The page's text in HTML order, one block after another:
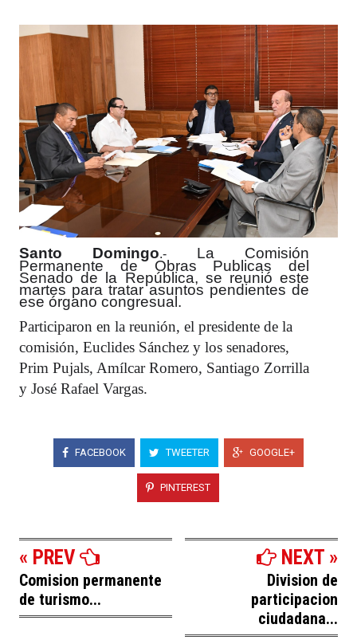
Santo Domingo.- La Comisión
Permanente de Obras Publicas del
Senado de la República, se reunió este
martes para tratar asuntos pendientes de
ese órgano congresual.
Participaron en la reunión, el presidente de la
comisión, Euclides Sánchez y los senadores,
Prim Pujals, Amílcar Romero, Santiago Zorrilla
y José Rafael Vargas.
FACEBOOK TWEETER GOOGLE+
PINTEREST
« PREV
Comision permanente
de turismo...
NEXT »
Division de
participacion
ciudadana...